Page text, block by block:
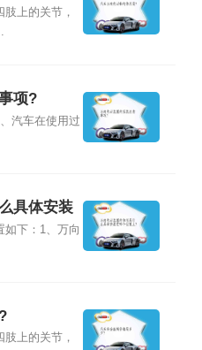
上的关节，
项?
汽车在使用过
具体安装
如下：1、万向
上的关节，